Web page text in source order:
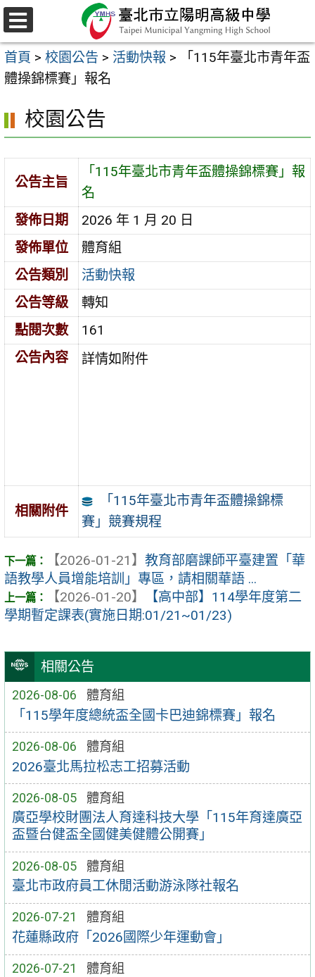
跳
至
主
要
容
區
選
單
首頁 > 校園公告 > 活動快報 >
「115年臺北市青年盃
體操錦標賽」報名
相關公告
2026-08-06 體育組
「115學年度總統盃全國卡巴迪錦標賽」報名
2026-08-06 體育組
2026臺北馬拉松志工招募活動
2026-08-05 體育組
廣亞學校財團法人育達科技大學「115年育達廣亞
盃暨台健盃全國健美健體公開賽」
2026-08-05 體育組
臺北市政府員工休閒活動游泳隊社報名
2026-07-21 體育組
花蓮縣政府「2026國際少年運動會」
2026-07-21 體育組
校園公告
公告主旨
「115年臺北市青年盃體操錦標賽」報
名
發佈日期
2026 年 1 月 20 日
發佈單位
體育組
公告類別
活動快報
公告等級
轉知
點閱次數
161
公告內容
詳情如附件
相關附件
「115年臺北市青年盃體操錦標
賽」競賽規程
【2026-01-21】 教育部磨課師平臺建置「華
語教學人員增能培訓」專區，請相關華語 ...
【2026-01-20】
【高中部】114學年度第二
學期暫定課表(實施日期:01/21~01/23)